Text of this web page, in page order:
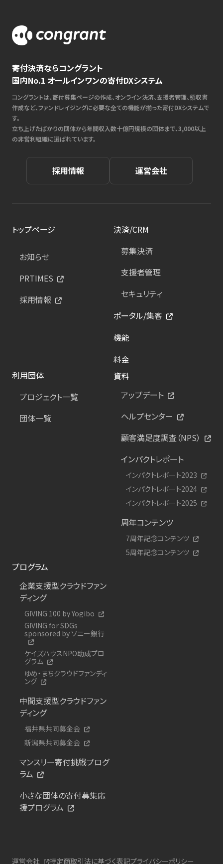
寄付決済ならコングラント
国内No.1 オールインワンの寄付DXシステム
コングラントは、寄付募集ページの作成、オンライン決済、支援者管理、領収書
作成など、ファンドレイジングに必要な全ての機能が揃った寄付DXシステムで
す。
立ち上げたばかりの団体から年間収入数十億円規模の団体まで、3,000以上
の非営利組織に選ばれています。
採用情報 運営会社
トップページ
お知らせ
PRTIMES
採用情報
決済/CRM
募集決済
支援者管理
セキュリティ
ポータル/集客
機能
料金
利用団体
プロジェクト一覧
団体一覧
資料
アップデート
ヘルプセンター
顧客満足度調査（NPS）
インパクトレポート
インパクトレポート2023
インパクトレポート2024
インパクトレポート2025
周年コンテンツ
7周年記念コンテンツ
5周年記念コンテンツ
プログラム
企業支援型クラウドファン
ディング
GIVING 100 by Yogibo
GIVING for SDGs
sponsored by ソニー銀行
ケイズハウスNPO助成プロ
グラム
ゆめ・まちクラウドファンディ
ング
中間支援型クラウドファン
ディング
福井県共同募金会
新潟県共同募金会
マンスリー寄付挑戦プログ
ラム
小さな団体の寄付募集応
援プログラム
運営会社 特定商取引法に基づく表記プライバシーポリシー